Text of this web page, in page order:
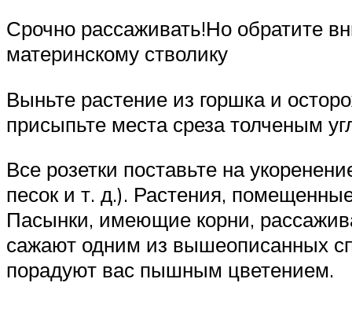
Срочно рассаживать!Но обратите
материнскому стволику
Выньте растение из горшка и
присыпьте места среза толченым
Все розетки поставьте на
песок и т. д.). Растения,
Пасынки, имеющие корни,
сажают одним из вышеописанных
порадуют вас пышным цветением.